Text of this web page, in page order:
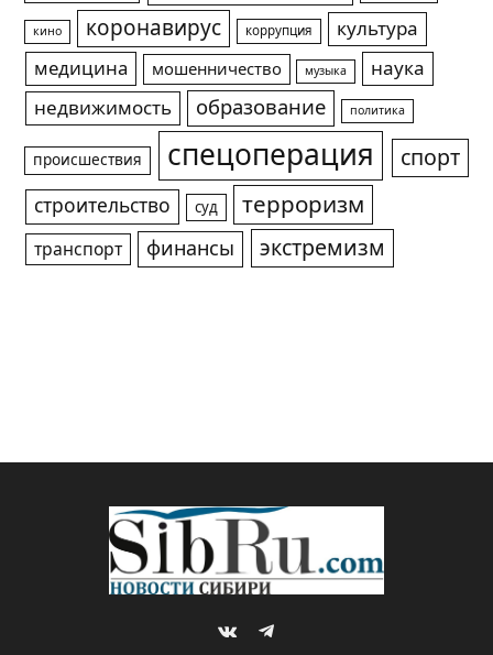
кино коронавирус коррупция
культура
медицина
мошенничество музыка
наука
недвижимость
образование политика
происшествия спецоперация спорт
строительство суд терроризм
транспорт финансы экстремизм
VKontakteTelegram